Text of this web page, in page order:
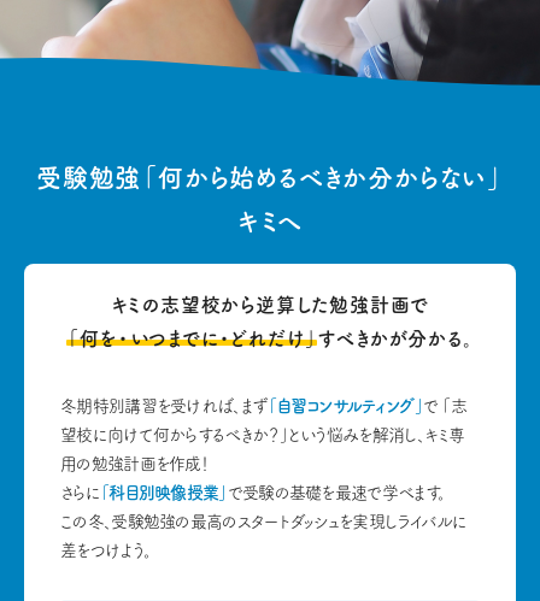
受験勉強
「何から始めるべきか分からない」
キミへ
キミの志望校から逆算した勉強計画で
「何を・いつまでに・どれだけ」すべきかが分かる。
冬期特別講習を受ければ、まず 「自習コンサルティング」 で 「志
望校に向けて何からするべきか？」という悩みを解消し、キミ専
用の勉強計画を作成！
さらに 「科目別映像授業」 で受験の基礎を最速で学べます。
この冬、受験勉強の最高のスタートダッシュを実現しライバルに
差をつけよう。